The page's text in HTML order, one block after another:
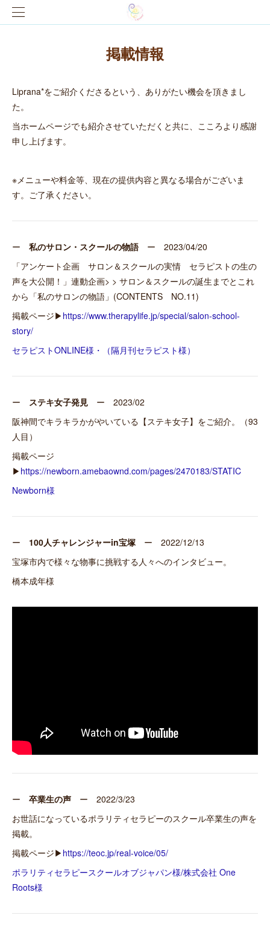
掲載情報
Liprana*をご紹介くださるという、ありがたい機会を頂きまし
た。
当ホームページでも紹介させていただくと共に、こころより感謝
申し上げます。
※メニューや料金等、現在の提供内容と異なる場合がございま
す。ご了承ください。
ー 私のサロン・スクールの物語 ー 2023/04/20
「アンケート企画 サロン＆スクールの実情 セラピストの生の
声を大公開！」連動企画> > サロン＆スクールの誕生までとこれ
から「私のサロンの物語」(CONTENTS NO.11)
掲載ページ▶ https://www.therapylife.jp/special/salon-school-
story/
セラピストONLINE様・（隔月刊セラピスト様）
ー ステキ女子発見 ー 2023/02
阪神間でキラキラかがやいている【ステキ女子】をご紹介。（93
人目）
掲載ページ
▶ https://newborn.amebaownd.com/pages/2470183/STATIC
Newborn様
ー 100人チャレンジャーin宝塚 ー 2022/12/13
宝塚市内で様々な物事に挑戦する人々へのインタビュー。
橋本成年様
ー 卒業生の声 ー 2022/3/23
お世話になっているポラリティセラピーのスクール卒業生の声を
掲載。
掲載ページ▶ https://teoc.jp/real-voice/05/
ポラリティセラピースクールオブジャパン様/株式会社 One
Roots様